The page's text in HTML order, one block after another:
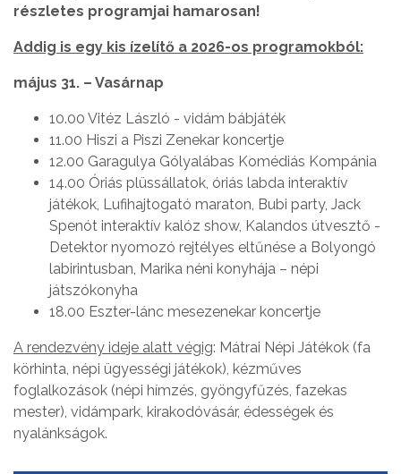
részletes programjai hamarosan!
Addig is egy kis ízelítő a 2026-os programokból:
május 31. – Vasárnap
10.00 Vitéz László - vidám bábjáték
11.00 Hiszi a Piszi Zenekar koncertje
12.00 Garagulya Gólyalábas Komédiás Kompánia
14.00 Óriás plüssállatok, óriás labda interaktív
játékok, Lufihajtogató maraton, Bubi party, Jack
Spenót interaktív kalóz show, Kalandos útvesztő -
Detektor nyomozó rejtélyes eltűnése a Bolyongó
labirintusban, Marika néni konyhája – népi
játszókonyha
18.00 Eszter-lánc mesezenekar koncertje
A rendezvény ideje alatt végig: Mátrai Népi Játékok (fa
körhinta, népi ügyességi játékok), kézműves
foglalkozások (népi hímzés, gyöngyfűzés, fazekas
mester), vidámpark, kirakodóvásár, édességek és
nyalánkságok.